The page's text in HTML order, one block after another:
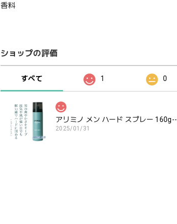
香料
ショップの評価
すべて 1 0
アリミノ メン ハード スプレー 160g--
2025/01/31